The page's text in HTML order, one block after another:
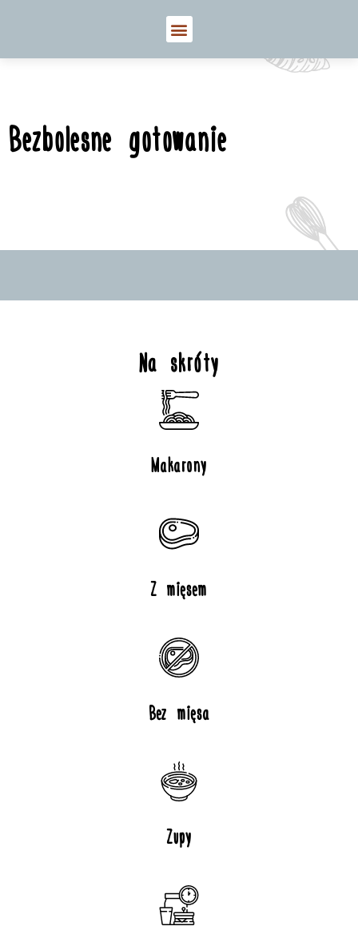
Bezbolesne gotowanie
Na skróty
Makarony
Z mięsem
Bez mięsa
Zupy